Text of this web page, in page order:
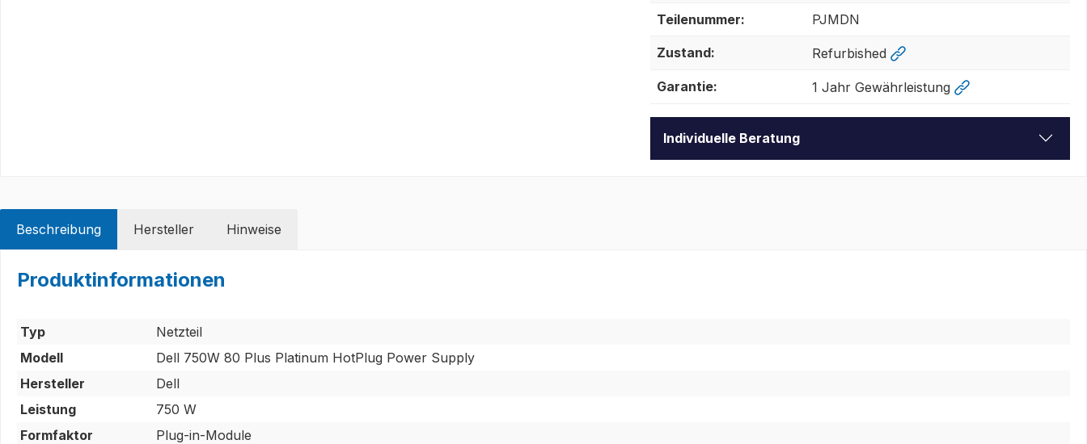
Teilenummer: PJMDN
Zustand: Refurbished
Garantie: 1 Jahr Gewährleistung
Individuelle Beratung
Beschreibung Hersteller Hinweise
Produktinformationen
Typ
Netzteil
Modell
Dell 750W 80 Plus Platinum HotPlug Power Supply
Hersteller
Dell
Leistung
750 W
Formfaktor
Plug-in-Module